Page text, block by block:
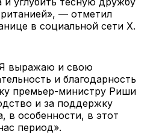
— отметил
в социальной сети X.
выражаю и свою
и благодарность
премьер-министру Риши
и за поддержку
в особенности, в этот
период».